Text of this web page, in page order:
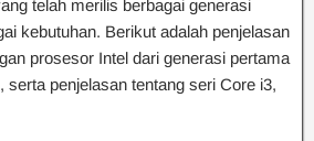
telah merilis berbagai generasi
kebutuhan. Berikut adalah penjelasan
prosesor Intel dari generasi pertama
serta penjelasan tentang seri Core i3,